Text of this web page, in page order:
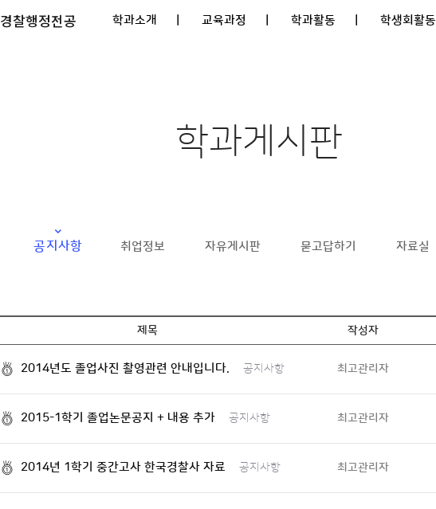
경찰행정전공 학과소개 | 교육과정 | 학과활동 | 학생회활동
학과게시판
공지사항 취업정보 자유게시판 묻고답하기 자료실
제목 작성자
2014년도 졸업사진 촬영관련 안내입니다. 공지사항 최고관리자
2015-1학기 졸업논문공지 + 내용 추가 공지사항 최고관리자
2014년 1학기 중간고사 한국경찰사 자료 공지사항 최고관리자